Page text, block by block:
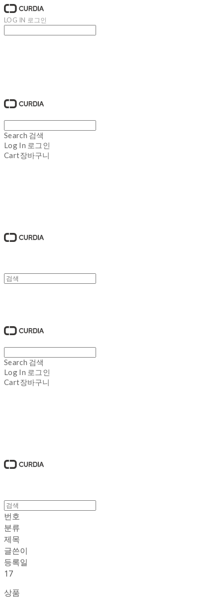
LOG IN 로그인
Search 검색
Log In 로그인
Cart장바구니
Search 검색
Log In 로그인
Cart장바구니
번호
분류
제목
글쓴이
등록일
17
상품